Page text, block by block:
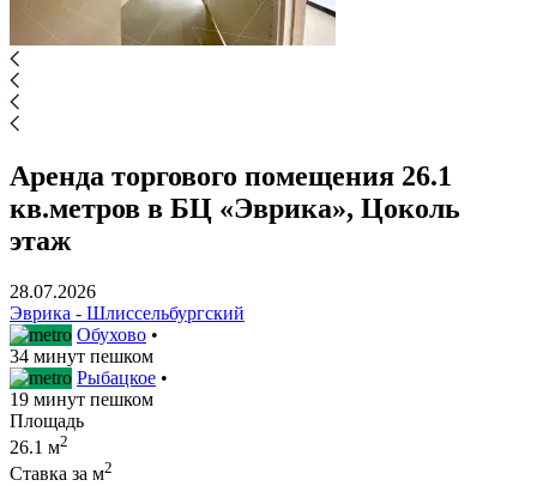
Аренда торгового помещения 26.1
кв.метров в БЦ «Эврика», Цоколь
этаж
28.07.2026
Эврика - Шлиссельбургский
Обухово •
34 минут пешком
Рыбацкое •
19 минут пешком
Площадь
26.1 м2
Ставка за м2